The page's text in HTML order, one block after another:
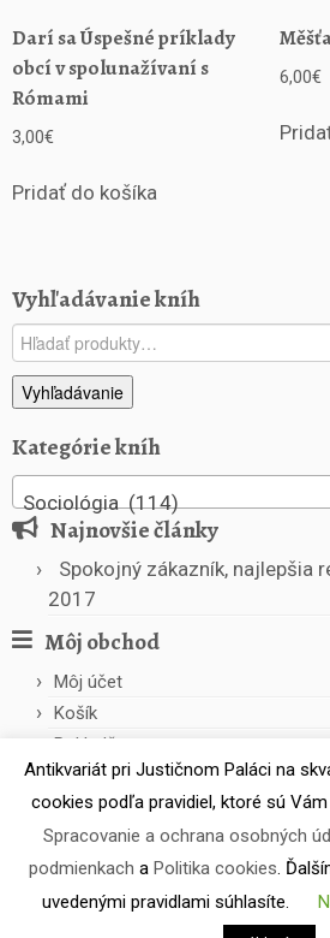
Darí sa Úspešné príklady
obcí v spolunažívaní s
Rómami
3,00€
Pridať do košíka
6,00€
Vyhľadávanie kníh
Hľadať:
Vyhľadávanie
Kategórie kníh
Sociológia (114)
Najnovšie články
Spokojný zákazník, najlepšia
2017
Môj obchod
Môj účet
Košík
Pokladňa
Antikvariát pri Justičnom Paláci
Antikvariát pri Justičnom Paláci na
cookies podľa pravidiel, ktoré sú
Spracovanie a ochrana osobných
podmienkach a Politika cookies.
uvedenými pravidlami súhlasíte.